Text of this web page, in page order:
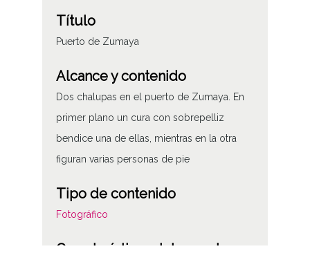
Título
Puerto de Zumaya
Alcance y contenido
Dos chalupas en el puerto de Zumaya. En
primer plano un cura con sobrepelliz
bendice una de ellas, mientras en la otra
figuran varias personas de pie
Tipo de contenido
Fotográfico
Características del soporte